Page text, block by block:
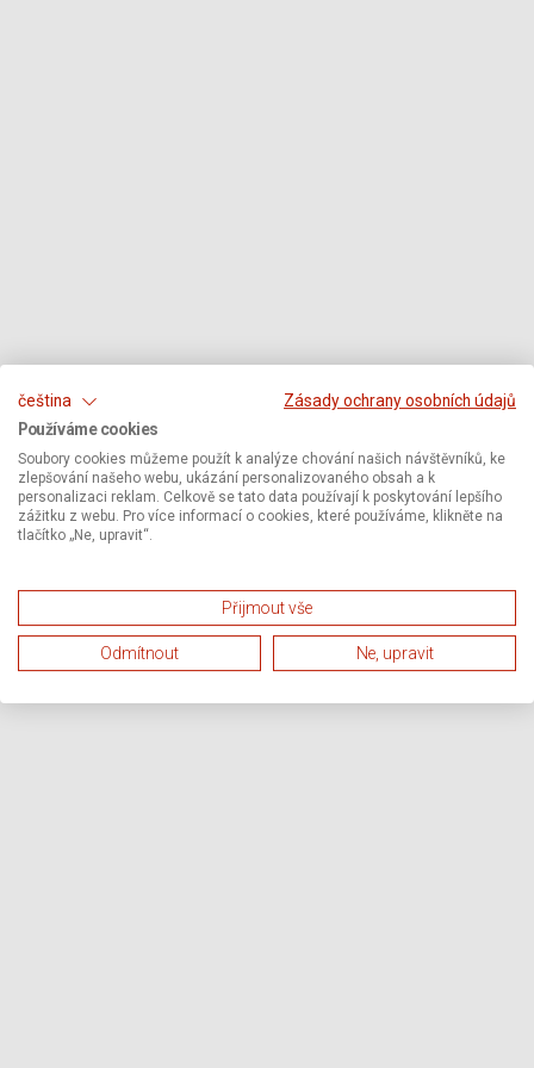
čeština
Zásady ochrany osobních údajů
Používáme cookies
Soubory cookies můžeme použít k analýze chování našich návštěvníků, ke
zlepšování našeho webu, ukázání personalizovaného obsah a k
personalizaci reklam. Celkově se tato data používají k poskytování lepšího
zážitku z webu. Pro více informací o cookies, které používáme, klikněte na
tlačítko „Ne, upravit“.
Přijmout vše
Odmítnout Ne, upravit